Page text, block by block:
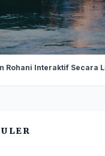
Rohani Interaktif Secara